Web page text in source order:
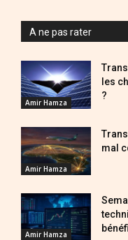
A ne pas rater
Amir Hamza
les
?
Amir Hamza
mal
Amir Hamza